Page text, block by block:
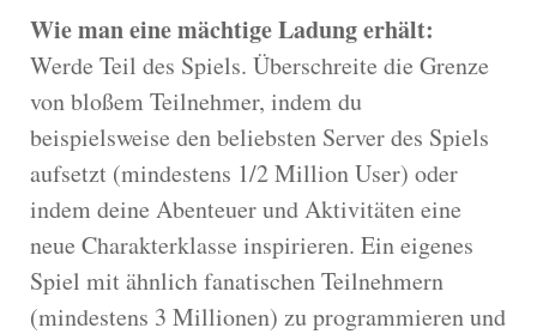
Wie man eine mächtige Ladung erhält:
Werde Teil des Spiels. Überschreite die Grenze
von bloßem Teilnehmer, indem du
beispielsweise den beliebsten Server des Spiels
aufsetzt (mindestens 1/2 Million User) oder
indem deine Abenteuer und Aktivitäten eine
neue Charakterklasse inspirieren. Ein eigenes
Spiel mit ähnlich fanatischen Teilnehmern
(mindestens 3 Millionen) zu programmieren und